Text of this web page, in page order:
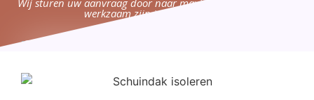
Wij sturen uw aanvraag door naar maximaal 4 bedrijven die
werkzaam zijn in uw omgeving.